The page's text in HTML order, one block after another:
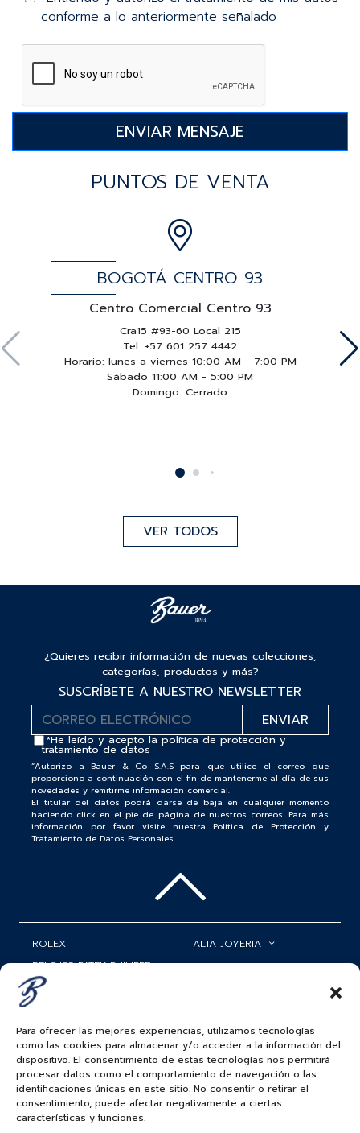
Para ofrecer las mejores experiencias, utilizamos tecnologías
como las cookies para almacenar y/o acceder a la información del
dispositivo. El consentimiento de estas tecnologías nos permitirá
procesar datos como el comportamiento de navegación o las
identificaciones únicas en este sitio. No consentir o retirar el
consentimiento, puede afectar negativamente a ciertas
características y funciones.
conforme a lo anteriormente señalado
PUNTOS DE VENTA
BOGOTÁ CENTRO 93
Centro Comercial Centro 93
Cra15 #93-60 Local 215
Tel: +57 601 257 4442
Horario: lunes a viernes 10:00 AM - 7:00 PM
Sábado 11:00 AM - 5:00 PM
Domingo: Cerrado
VER TODOS
¿Quieres recibir información de nuevas colecciones,
categorías, productos y más?
SUSCRÍBETE A NUESTRO NEWSLETTER
*He leído y acepto lapolítica de protección y
tratamiento de datos
“Autorizo a Bauer & Co S.A.S para que utilice el correo que
proporciono a continuación con el fin de mantenerme al día de sus
novedades y remitirme información comercial.
El titular del datos podrá darse de baja en cualquier momento
haciendo click en el pie de página de nuestros correos. Para más
información por favor visite nuestra Política de Protección y
Tratamiento de Datos Personales
ROLEX
RELOJES PATEK PHILIPPE
RELOJERÍA
ALTA JOYERIA
ACCESORIOS
BAUER NEWS
SERVICIOS
SIGUENOS EN